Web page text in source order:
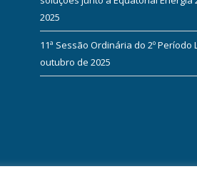
2025
11ª Sessão Ordinária do 2º Período
outubro de 2025